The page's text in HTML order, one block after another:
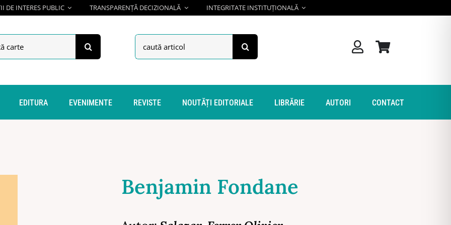
DE INTERES PUBLIC TRANSPARENȚĂ DECIZIONALĂ INTEGRITATE INSTITUȚIONALĂ
Search
for:
EDITURA EVENIMENTE REVISTE NOUTĂȚI EDITORIALE LIBRĂRIE AUTORI CONTACT
Benjamin Fondane